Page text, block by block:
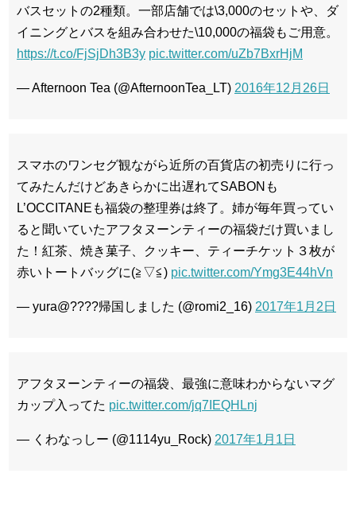
バスセットの2種類。一部店舗では\3,000のセットや、ダ
イニングとバスを組み合わせた\10,000の福袋もご用意。
https://t.co/FjSjDh3B3y pic.twitter.com/uZb7BxrHjM
— Afternoon Tea (@AfternoonTea_LT) 2016年12月26日
スマホのワンセグ観ながら近所の百貨店の初売りに行っ
てみたんだけどあきらかに出遅れてSABONも
L’OCCITANEも福袋の整理券は終了。姉が毎年買ってい
ると聞いていたアフタヌーンティーの福袋だけ買いまし
た！紅茶、焼き菓子、クッキー、ティーチケット３枚が
赤いトートバッグに(≧▽≦) pic.twitter.com/Ymg3E44hVn
— yura@????帰国しました (@romi2_16) 2017年1月2日
アフタヌーンティーの福袋、最強に意味わからないマグ
カップ入ってた pic.twitter.com/jq7IEQHLnj
— くわなっしー (@1114yu_Rock) 2017年1月1日